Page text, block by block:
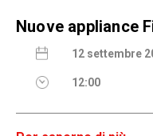
Il servizio di
notevolmente
della rete, migliorando
protezione.
Questi aggiornamenti
Nuove appliance
12 settembre
12:00